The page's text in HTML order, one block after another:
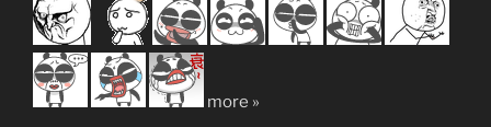
more »